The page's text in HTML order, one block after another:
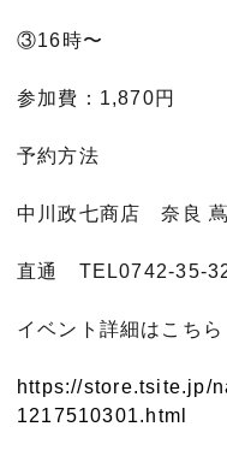
③16時〜
参加費：1,870円
予約方法
中川政七商店 奈良
直通 TEL0742-35-
イベント詳細はこちら
https://store.tsite.jp/
1217510301.html